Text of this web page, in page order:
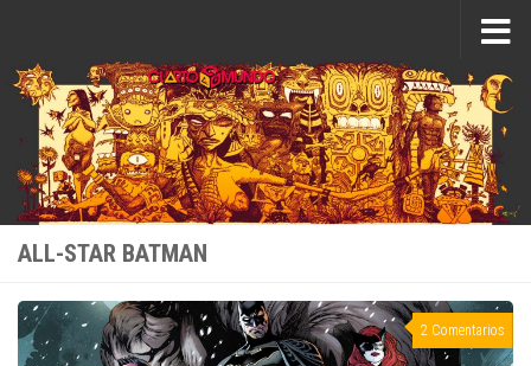
ALL-STAR BATMAN
2 Comentarios